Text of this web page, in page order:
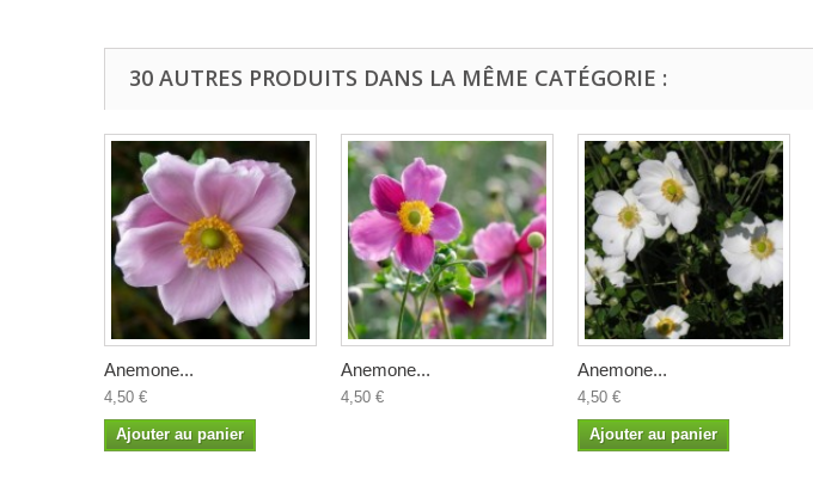
30 AUTRES PRODUITS DANS LA MÊME CATÉGORIE :
Anemone...
4,50 €
Ajouter au panier
Anemone...
4,50 €
Anemone...
4,50 €
Ajouter au panier